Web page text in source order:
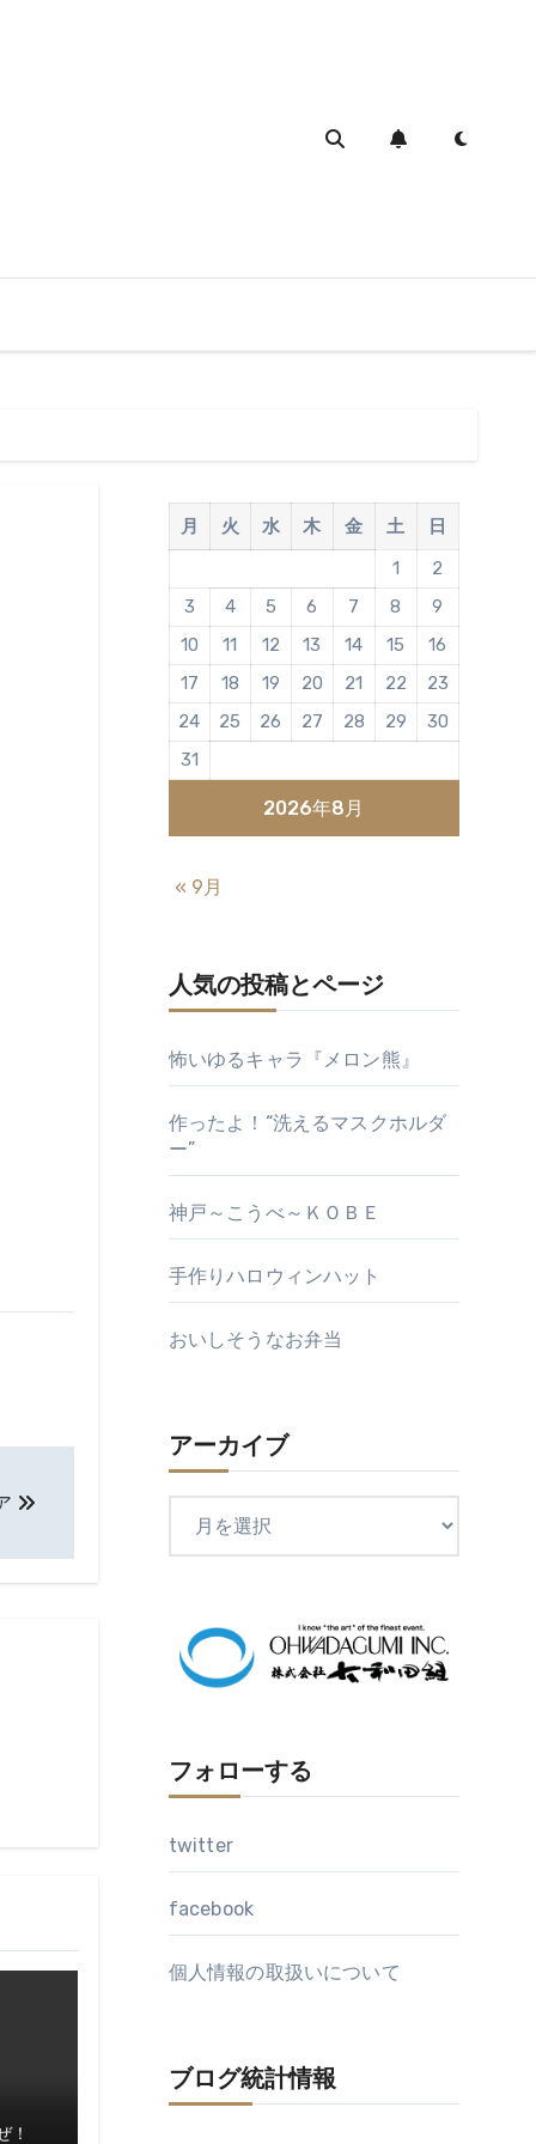
！
2026年8月
月 火 水 木 金 土
日
1
2
3
4 5 6 7 8
9
10
11 12 13 14 15
16
17
18 19 20 21 22
23
24
25 26 27 28 29
30
31
« 9月
人気の投稿とページ
怖いゆるキャラ『メロン熊』
作ったよ！“洗えるマスクホルダ
ー”
神戸～こうべ～ＫＯＢＥ
手作りハロウィンハット
おいしそうなお弁当
アーカイブ
ブ
フォローする
twitter
facebook
個人情報の取扱いについて
ブログ統計情報